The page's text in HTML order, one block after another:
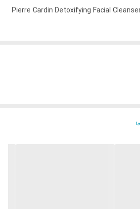
Pierre Cardin Detoxifying Facial
پیر کاردین با زغال چوب و عصاره چای سبز -
اکسیدانی چای سبز به پاکسازی پوست